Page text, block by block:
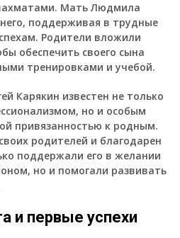
Мать Людмила
поддерживая в трудные
Родители вложили
обеспечить своего сына
тренировками и учебой.
Карякин известен не только
но и особым
привязанностью к родным.
родителей и благодарен
поддержали его в желании
но и помогали развивать
и первые успехи